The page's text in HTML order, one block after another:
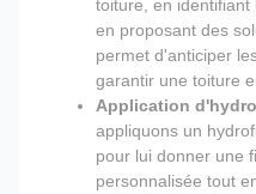
toiture, en
en proposant des
permet d'anticiper
garantir une toiture
Application
appliquons un
pour lui donner une
personnalisée tout